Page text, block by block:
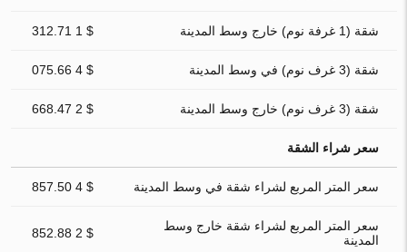
شقة (1 غرفة نوم) خارج وسط المدينة $ 1 312.71
شقة (3 غرف نوم) في وسط المدينة $ 4 075.66
شقة (3 غرف نوم) خارج وسط المدينة $ 2 668.47
سعر شراء الشقة
سعر المتر المربع لشراء شقة في وسط المدينة $ 4 857.50
سعر المتر المربع لشراء شقة خارج وسط
المدينة
$ 2 852.88